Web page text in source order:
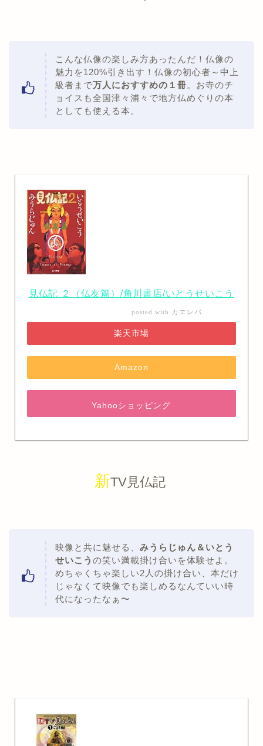
こんな仏像の楽しみ方あったんだ！仏像の
魅力を120%引き出す！仏像の初心者～中上
級者まで万人におすすめの１冊。お寺のチ
ョイスも全国津々浦々で地方仏めぐりの本
としても使える本。
見仏記 ２（仏友篇）/角川書店/いとうせいこう
posted with カエレバ
楽天市場
Amazon
Yahooショッピング
新TV見仏記
映像と共に魅せる、 みうらじゅん＆いとう
せいこう の笑い満載掛け合いを体験せよ。
めちゃくちゃ楽しい2人の掛け合い、本だけ
じゃなくて映像でも楽しめるなんていい時
代になったなぁ〜